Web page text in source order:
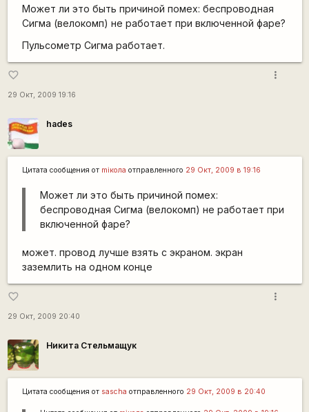
Может ли это быть причиной помех: беспроводная
Сигма (велокомп) не работает при включенной фаре?
Пульсометр Сигма работает.
favorite_border
29 Окт, 2009 19:16
more_vert
hades
Цитата сообщения от miкола отправленного 29 Окт, 2009 в 19:16
Может ли это быть причиной помех:
беспроводная Сигма (велокомп) не работает при
включенной фаре?
может. провод лучше взять с экраном. экран
заземлить на одном конце
favorite_border
29 Окт, 2009 20:40
more_vert
Никита Стельмащук
Цитата сообщения от sascha отправленного 29 Окт, 2009 в 20:40